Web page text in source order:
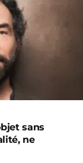
sans
ne